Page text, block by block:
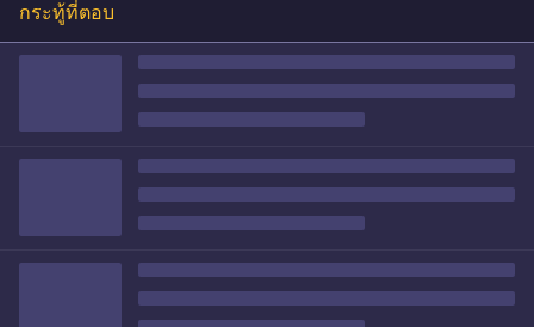
กระทู้ที่ตอบ